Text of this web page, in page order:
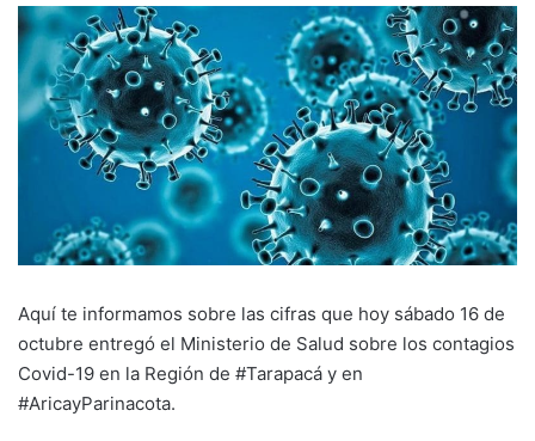
Aquí te informamos sobre las cifras que hoy sábado 16 de
octubre entregó el Ministerio de Salud sobre los contagios
Covid-19 en la Región de #Tarapacá y en
#AricayParinacota.